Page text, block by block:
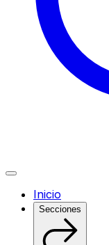
Inicio
Secciones